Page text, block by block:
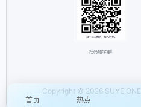
首页 热点
扫码加QQ群
Copyright © 2026 SUYE ONE